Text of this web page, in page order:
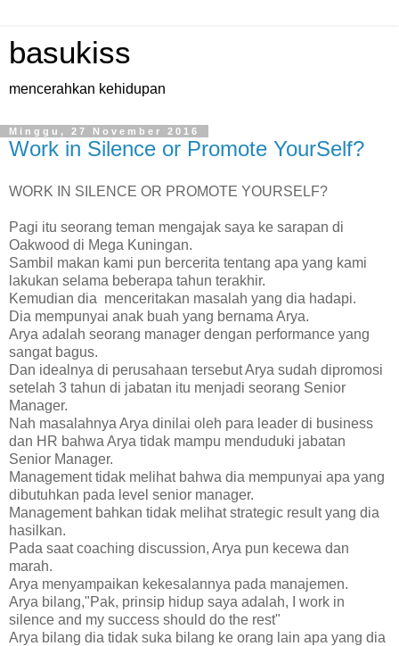
basukiss
mencerahkan kehidupan
Minggu, 27 November 2016
Work in Silence or Promote YourSelf?
WORK IN SILENCE OR PROMOTE YOURSELF?
Pagi itu seorang teman mengajak saya ke sarapan di
Oakwood di Mega Kuningan.
Sambil makan kami pun bercerita tentang apa yang kami
lakukan selama beberapa tahun terakhir.
Kemudian dia menceritakan masalah yang dia hadapi.
Dia mempunyai anak buah yang bernama Arya.
Arya adalah seorang manager dengan performance yang
sangat bagus.
Dan idealnya di perusahaan tersebut Arya sudah dipromosi
setelah 3 tahun di jabatan itu menjadi seorang Senior
Manager.
Nah masalahnya Arya dinilai oleh para leader di business
dan HR bahwa Arya tidak mampu menduduki jabatan
Senior Manager.
Management tidak melihat bahwa dia mempunyai apa yang
dibutuhkan pada level senior manager.
Management bahkan tidak melihat strategic result yang dia
hasilkan.
Pada saat coaching discussion, Arya pun kecewa dan
marah.
Arya menyampaikan kekesalannya pada manajemen.
Arya bilang,"Pak, prinsip hidup saya adalah, I work in
silence and my success should do the rest"
Arya bilang dia tidak suka bilang ke orang lain apa yang dia